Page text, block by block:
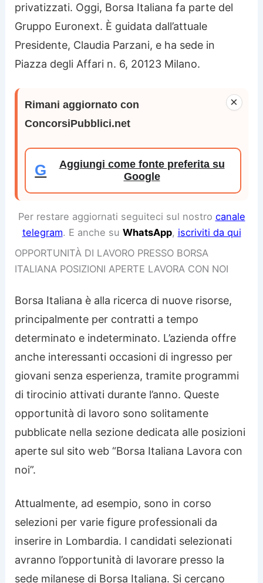
privatizzati. Oggi, Borsa Italiana fa parte del
Gruppo Euronext. È guidata dall’attuale
Presidente, Claudia Parzani, e ha sede in
Piazza degli Affari n. 6, 20123 Milano.
×
Rimani aggiornato con
ConcorsiPubblici.net
G
Aggiungi come fonte preferita su
Google
Per restare aggiornati seguiteci sul nostro canale
telegram. E anche su WhatsApp, iscriviti da qui
OPPORTUNITÀ DI LAVORO PRESSO BORSA
ITALIANA POSIZIONI APERTE LAVORA CON NOI
Borsa Italiana è alla ricerca di nuove risorse,
principalmente per contratti a tempo
determinato e indeterminato. L’azienda offre
anche interessanti occasioni di ingresso per
giovani senza esperienza, tramite programmi
di tirocinio attivati durante l’anno. Queste
opportunità di lavoro sono solitamente
pubblicate nella sezione dedicata alle posizioni
aperte sul sito web “Borsa Italiana Lavora con
noi”.
Attualmente, ad esempio, sono in corso
selezioni per varie figure professionali da
inserire in Lombardia. I candidati selezionati
avranno l’opportunità di lavorare presso la
sede milanese di Borsa Italiana. Si cercano